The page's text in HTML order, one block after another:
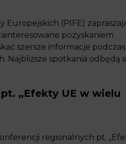
(PIFE)
pozyskaniem
szersze informacje podczas
Najbliższe spotkania odbędą
„Efekty UE w wielu
regionalnych pt.